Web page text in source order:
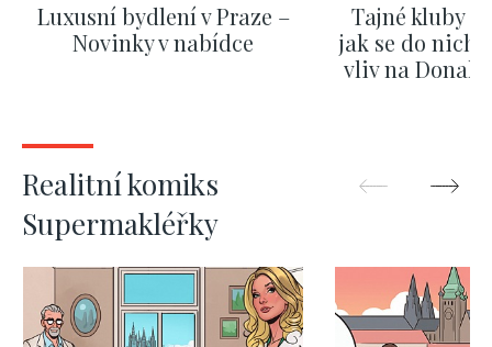
Luxusní bydlení v Praze –
Novinky v nabídce
Tajné kluby
jak se do nich
vliv na
Realitní komiks
Supermakléřky